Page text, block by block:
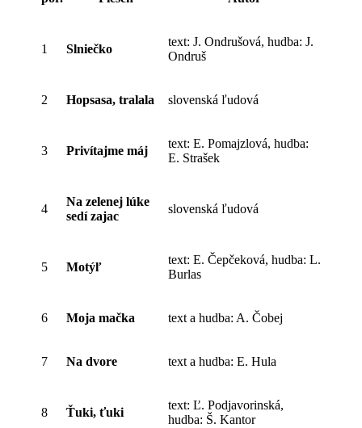
1 Slniečko
text: J. Ondrušová, hudba: J.
Ondruš
2 Hopsasa, tralala slovenská ľudová
3 Privítajme máj
text: E. Pomajzlová, hudba:
E. Strašek
4
Na zelenej lúke
sedí zajac
slovenská ľudová
5 Motýľ
text: E. Čepčeková, hudba: L.
Burlas
6 Moja mačka text a hudba: A. Čobej
7 Na dvore text a hudba: E. Hula
8 Ťuki, ťuki
text: Ľ. Podjavorinská,
hudba: Š. Kantor